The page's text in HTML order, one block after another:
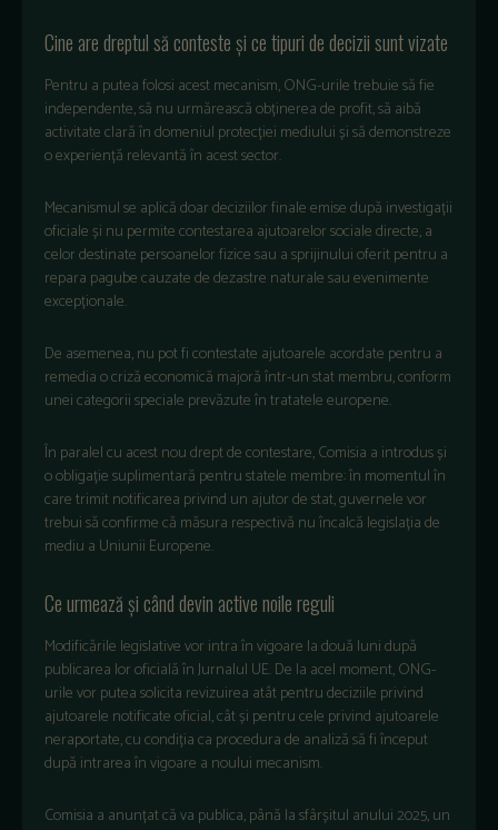
Cine are dreptul să conteste și ce tipuri de decizii sunt vizate
Pentru a putea folosi acest mecanism, ONG-urile trebuie să fie
independente, să nu urmărească obținerea de profit, să aibă
activitate clară în domeniul protecției mediului și să demonstreze
o experiență relevantă în acest sector.
Mecanismul se aplică doar deciziilor finale emise după investigații
oficiale și nu permite contestarea ajutoarelor sociale directe, a
celor destinate persoanelor fizice sau a sprijinului oferit pentru a
repara pagube cauzate de dezastre naturale sau evenimente
excepționale.
De asemenea, nu pot fi contestate ajutoarele acordate pentru a
remedia o criză economică majoră într-un stat membru, conform
unei categorii speciale prevăzute în tratatele europene.
În paralel cu acest nou drept de contestare, Comisia a introdus și
o obligație suplimentară pentru statele membre: în momentul în
care trimit notificarea privind un ajutor de stat, guvernele vor
trebui să confirme că măsura respectivă nu încalcă legislația de
mediu a Uniunii Europene.
Ce urmează și când devin active noile reguli
Modificările legislative vor intra în vigoare la două luni după
publicarea lor oficială în Jurnalul UE. De la acel moment, ONG-
urile vor putea solicita revizuirea atât pentru deciziile privind
ajutoarele notificate oficial, cât și pentru cele privind ajutoarele
neraportate, cu condiția ca procedura de analiză să fi început
după intrarea în vigoare a noului mecanism.
Comisia a anunțat că va publica, până la sfârșitul anului 2025, un